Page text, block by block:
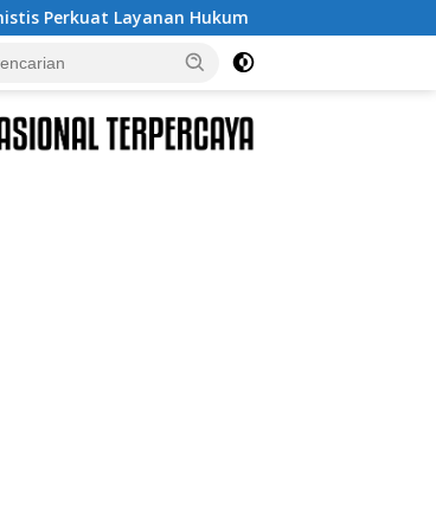
Dukcapil Ungkap Tren Nama Anak